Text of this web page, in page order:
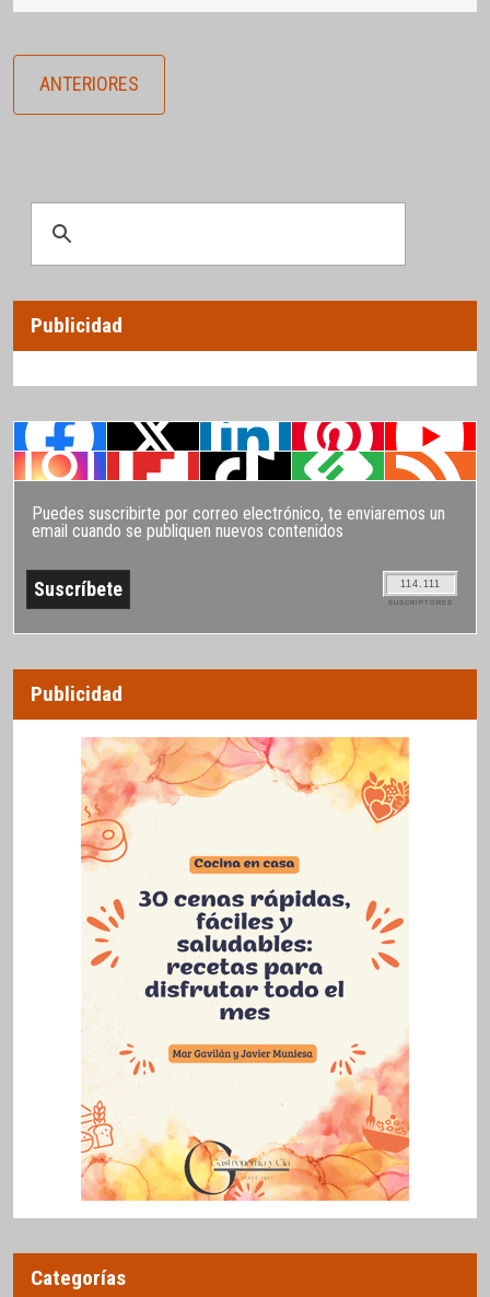
ANTERIORES
Publicidad
Puedes suscribirte por correo electrónico, te enviaremos un
email cuando se publiquen nuevos contenidos
114.111
SUSCRIPTORES
Publicidad
Categorías